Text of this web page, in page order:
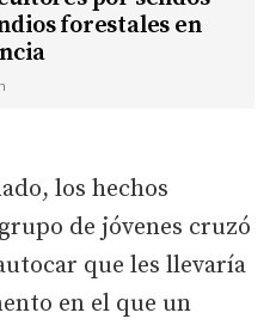
forestales en
los hechos
de jóvenes cruzó
que les llevaría
en el que un